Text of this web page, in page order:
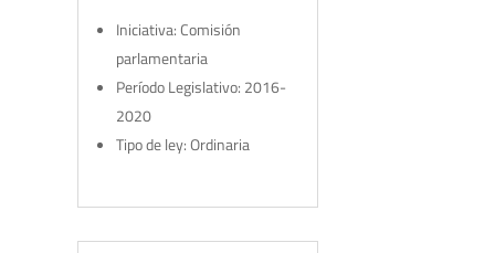
Iniciativa: Comisión
parlamentaria
Período Legislativo: 2016-
2020
Tipo de ley: Ordinaria